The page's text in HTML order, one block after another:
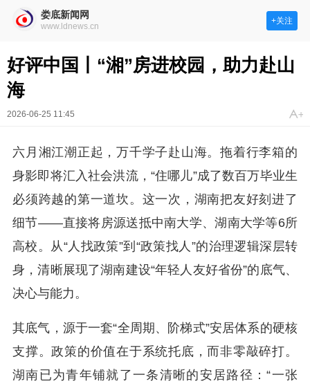
娄底新闻网
www.ldnews.cn
+关注
好评中国丨“湘”房进校园，助力赴山
海
2026-06-25 11:45
六月湘江潮正起，万千学子赴山海。拖着行李箱的
身影即将汇入社会洪流，“住哪儿”成了数百万毕业生
必须跨越的第一道坎。这一次，湖南把友好刻进了
细节——直接将房源送抵中南大学、湖南大学等6所
高校。从“人找政策”到“政策找人”的治理逻辑深层转
身，清晰展现了湖南建设“年轻人友好省份”的底气、
决心与能力。
其底气，源于一套“全周期、阶梯式”安居体系的硬核
支撑。政策的价值在于系统托底，而非零敲碎打。
湖南已为青年铺就了一条清晰的安居路径：“一张